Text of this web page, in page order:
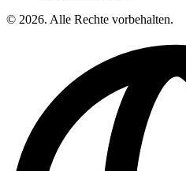
© 2026. Alle Rechte vorbehalten.